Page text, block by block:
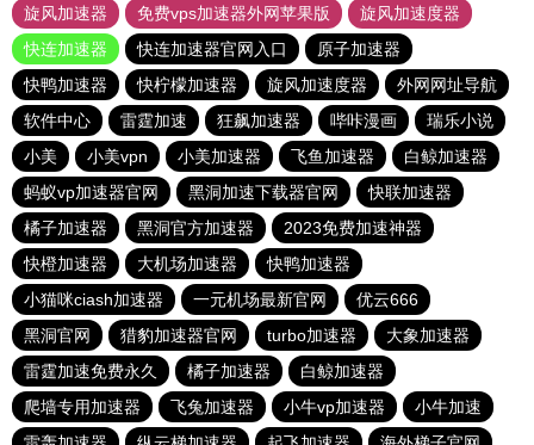
旋风加速器
免费vps加速器外网苹果版
旋风加速度器
快连加速器
快连加速器官网入口
原子加速器
快鸭加速器
快柠檬加速器 旋风加速度器
外网网址导航
软件中心
雷霆加速 狂飙加速器 哔咔漫画
瑞乐小说
小美
小美vpn 小美加速器 飞鱼加速器
白鲸加速器
蚂蚁vp加速器官网
黑洞加速下载器官网
快联加速器
橘子加速器
黑洞官方加速器
2023免费加速神器
快橙加速器
大机场加速器
快鸭加速器
小猫咪ciash加速器
一元机场最新官网
优云666
黑洞官网
猎豹加速器官网 turbo加速器
大象加速器
雷霆加速免费永久
橘子加速器
白鲸加速器
爬墙专用加速器
飞兔加速器 小牛vp加速器
小牛加速